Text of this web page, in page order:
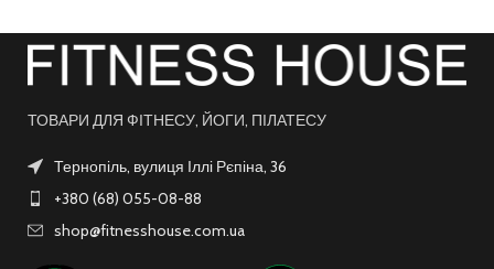
ТОВАРИ ДЛЯ ФІТНЕСУ, ЙОГИ, ПІЛАТЕСУ
Тернопіль, вулиця Іллі Рєпіна, 36
+380 (68) 055-08-88
shop@fitnesshouse.com.ua